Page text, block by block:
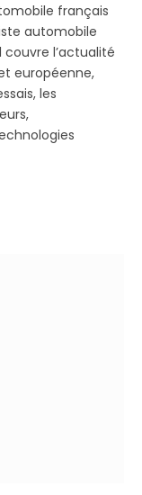
français
automobile
couvre l’actualité
européenne,
les